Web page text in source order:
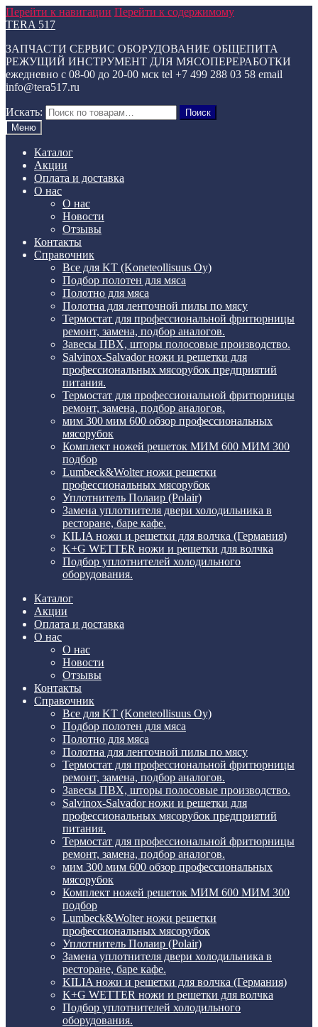
Перейти к навигации Перейти к содержимому
TERA 517
ЗАПЧАСТИ СЕРВИС ОБОРУДОВАНИЕ ОБЩЕПИТА
РЕЖУЩИЙ ИНСТРУМЕНТ ДЛЯ МЯСОПЕРЕРАБОТКИ
ежедневно с 08-00 до 20-00 мск tel +7 499 288 03 58 email
info@tera517.ru
Искать:
Поиск
Меню
Каталог
Акции
Оплата и доставка
О нас
О нас
Новости
Отзывы
Контакты
Справочник
Все для KT (Koneteollisuus Oy)
Подбор полотен для мяса
Полотно для мяса
Полотна для ленточной пилы по мясу
Термостат для профессиональной фритюрницы
ремонт, замена, подбор аналогов.
Завесы ПВХ, шторы полосовые производство.
Salvinox-Salvador ножи и решетки для
профессиональных мясорубок предприятий
питания.
Термостат для профессиональной фритюрницы
ремонт, замена, подбор аналогов.
мим 300 мим 600 обзор профессиональных
мясорубок
Комплект ножей решеток МИМ 600 МИМ 300
подбор
Lumbeck&Wolter ножи решетки
профессиональных мясорубок
Уплотнитель Полаир (Polair)
Замена уплотнителя двери холодильника в
ресторане, баре кафе.
KILIA ножи и решетки для волчка (Германия)
K+G WETTER ножи и решетки для волчка
Подбор уплотнителей холодильного
оборудования.
Каталог
Акции
Оплата и доставка
О нас
О нас
Новости
Отзывы
Контакты
Справочник
Все для KT (Koneteollisuus Oy)
Подбор полотен для мяса
Полотно для мяса
Полотна для ленточной пилы по мясу
Термостат для профессиональной фритюрницы
ремонт, замена, подбор аналогов.
Завесы ПВХ, шторы полосовые производство.
Salvinox-Salvador ножи и решетки для
профессиональных мясорубок предприятий
питания.
Термостат для профессиональной фритюрницы
ремонт, замена, подбор аналогов.
мим 300 мим 600 обзор профессиональных
мясорубок
Комплект ножей решеток МИМ 600 МИМ 300
подбор
Lumbeck&Wolter ножи решетки
профессиональных мясорубок
Уплотнитель Полаир (Polair)
Замена уплотнителя двери холодильника в
ресторане, баре кафе.
KILIA ножи и решетки для волчка (Германия)
K+G WETTER ножи и решетки для волчка
Подбор уплотнителей холодильного
оборудования.